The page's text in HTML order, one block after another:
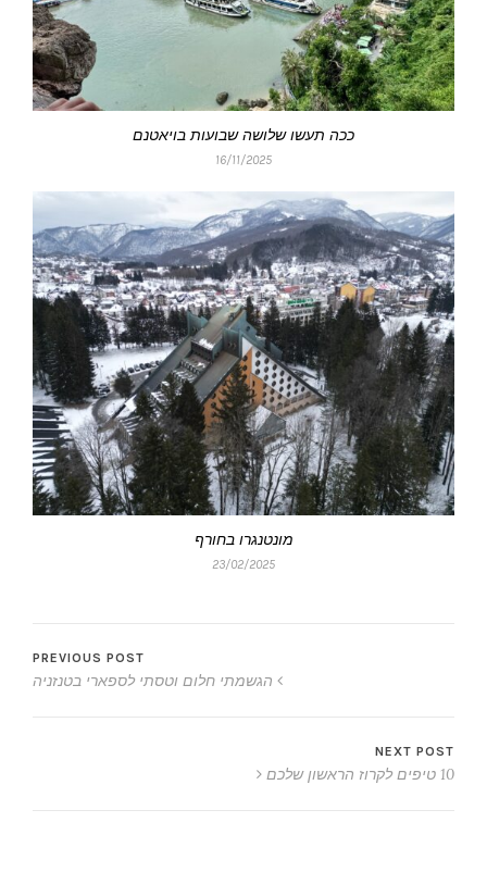
ככה תעשו שלושה שבועות בויאטנם
16/11/2025
מונטנגרו בחורף
23/02/2025
PREVIOUS POST
הגשמתי חלום וטסתי לספארי בטנזניה
NEXT POST
10 טיפים לקרוז הראשון שלכם